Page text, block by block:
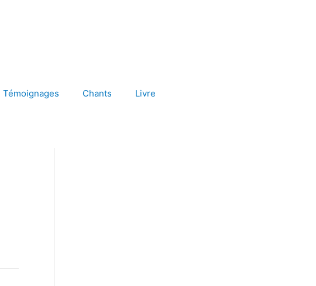
Témoignages Chants Livre